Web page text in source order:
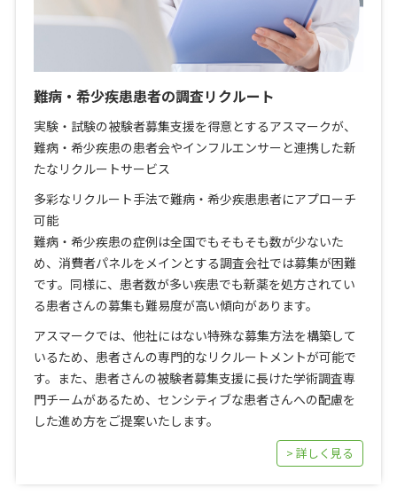
難病・希少疾患患者の調査リクルート
実験・試験の被験者募集支援を得意とするアスマークが、
難病・希少疾患の患者会やインフルエンサーと連携した新
たなリクルートサービス
多彩なリクルート手法で難病・希少疾患患者にアプローチ
可能
難病・希少疾患の症例は全国でもそもそも数が少ないた
め、消費者パネルをメインとする調査会社では募集が困難
です。同様に、患者数が多い疾患でも新薬を処方されてい
る患者さんの募集も難易度が高い傾向があります。
アスマークでは、他社にはない特殊な募集方法を構築して
いるため、患者さんの専門的なリクルートメントが可能で
す。また、患者さんの被験者募集支援に長けた学術調査専
門チームがあるため、センシティブな患者さんへの配慮を
した進め方をご提案いたします。
> 詳しく見る